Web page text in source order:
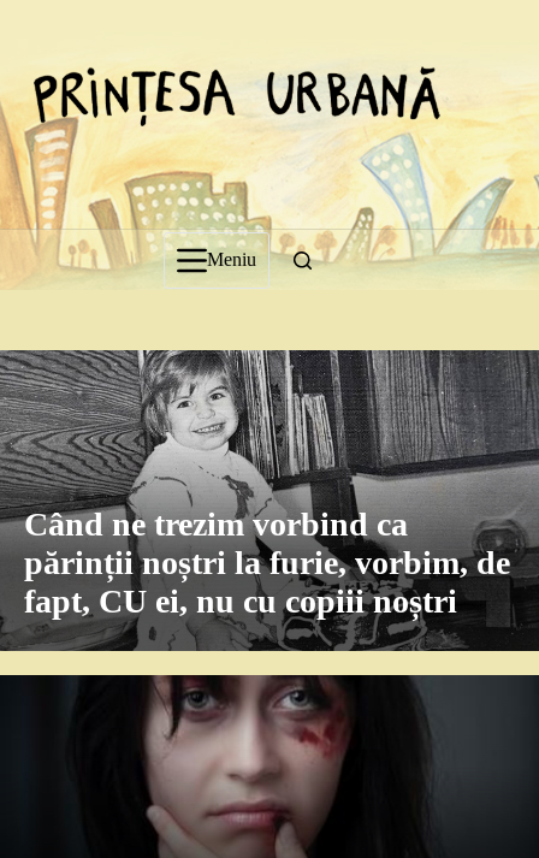
Meniu
Când ne trezim vorbind ca
părinții noștri la furie, vorbim, de
fapt, CU ei, nu cu copiii noștri